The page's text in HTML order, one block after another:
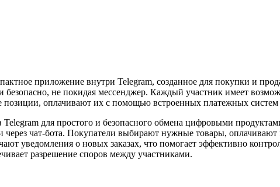
приложение внутри Telegram, созданное для покупки и
безопасно, не покидая мессенджер. Каждый участник имеет
позиции, оплачивают их с помощью встроенных платежных
для простого и безопасного обмена цифровыми
через чат-бота. Покупатели выбирают нужные товары,
уведомления о новых заказах, что помогает эффективно
разрешение споров между участниками.